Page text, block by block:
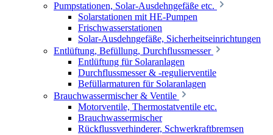
Pumpstationen, Solar-Ausdehngefäße etc.
Solarstationen mit HE-Pumpen
Frischwasserstationen
Solar-Ausdehngefäße, Sicherheitseinrichtungen
Entlüftung, Befüllung, Durchflussmesser
Entlüftung für Solaranlagen
Durchflussmesser & -regulierventile
Befüllarmaturen für Solaranlagen
Brauchwassermischer & Ventile
Motorventile, Thermostatventile etc.
Brauchwassermischer
Rückflussverhinderer, Schwerkraftbremsen